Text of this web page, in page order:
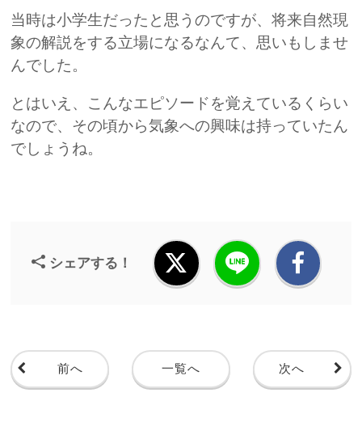
当時は小学生だったと思うのですが、将来自然現
象の解説をする立場になるなんて、思いもしませ
んでした。
とはいえ、こんなエピソードを覚えているくらい
なので、その頃から気象への興味は持っていたん
でしょうね。
シェアする！
前へ 一覧へ 次へ